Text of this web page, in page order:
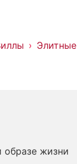
Элитные
образе жизни